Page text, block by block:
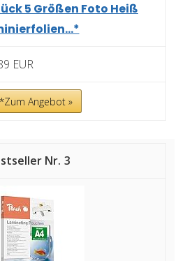
5 Größen Foto Heiß
EUR
Angebot »
3